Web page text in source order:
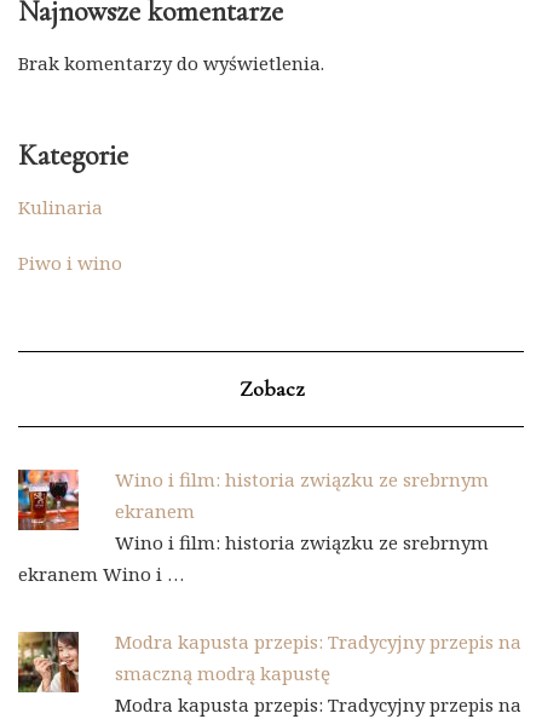
Najnowsze komentarze
Brak komentarzy do wyświetlenia.
Kategorie
Kulinaria
Piwo i wino
Zobacz
Wino i film: historia związku ze srebrnym
ekranem
Wino i film: historia związku ze srebrnym
ekranem Wino i …
Modra kapusta przepis: Tradycyjny przepis na
smaczną modrą kapustę
Modra kapusta przepis: Tradycyjny przepis na